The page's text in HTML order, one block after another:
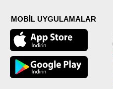
MOBİL UYGULAMALAR